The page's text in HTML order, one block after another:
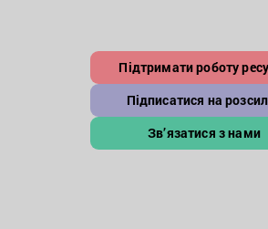
Підтримати роботу
Підписатися на
Зв’язатися з нами